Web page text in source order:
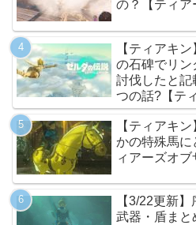
の？【ティア
【ティアキ
の石碑でリン
討伐したと記
つの話?【テ
ム】
【ティアキ
かの特殊馬に
ィアーズオブ
【3/22更新
武器・盾ま